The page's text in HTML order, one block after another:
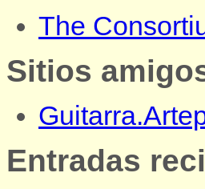
The
Sitios
Entradas